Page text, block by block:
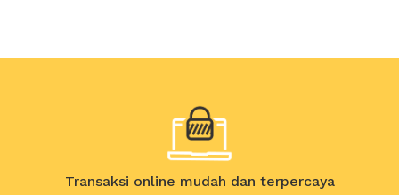
Transaksi online mudah dan terpercaya